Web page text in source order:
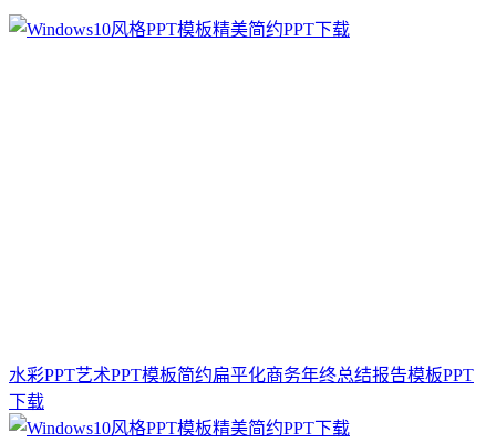
水彩PPT艺术PPT模板简约扁平化商务年终总结报告模板PPT
下载